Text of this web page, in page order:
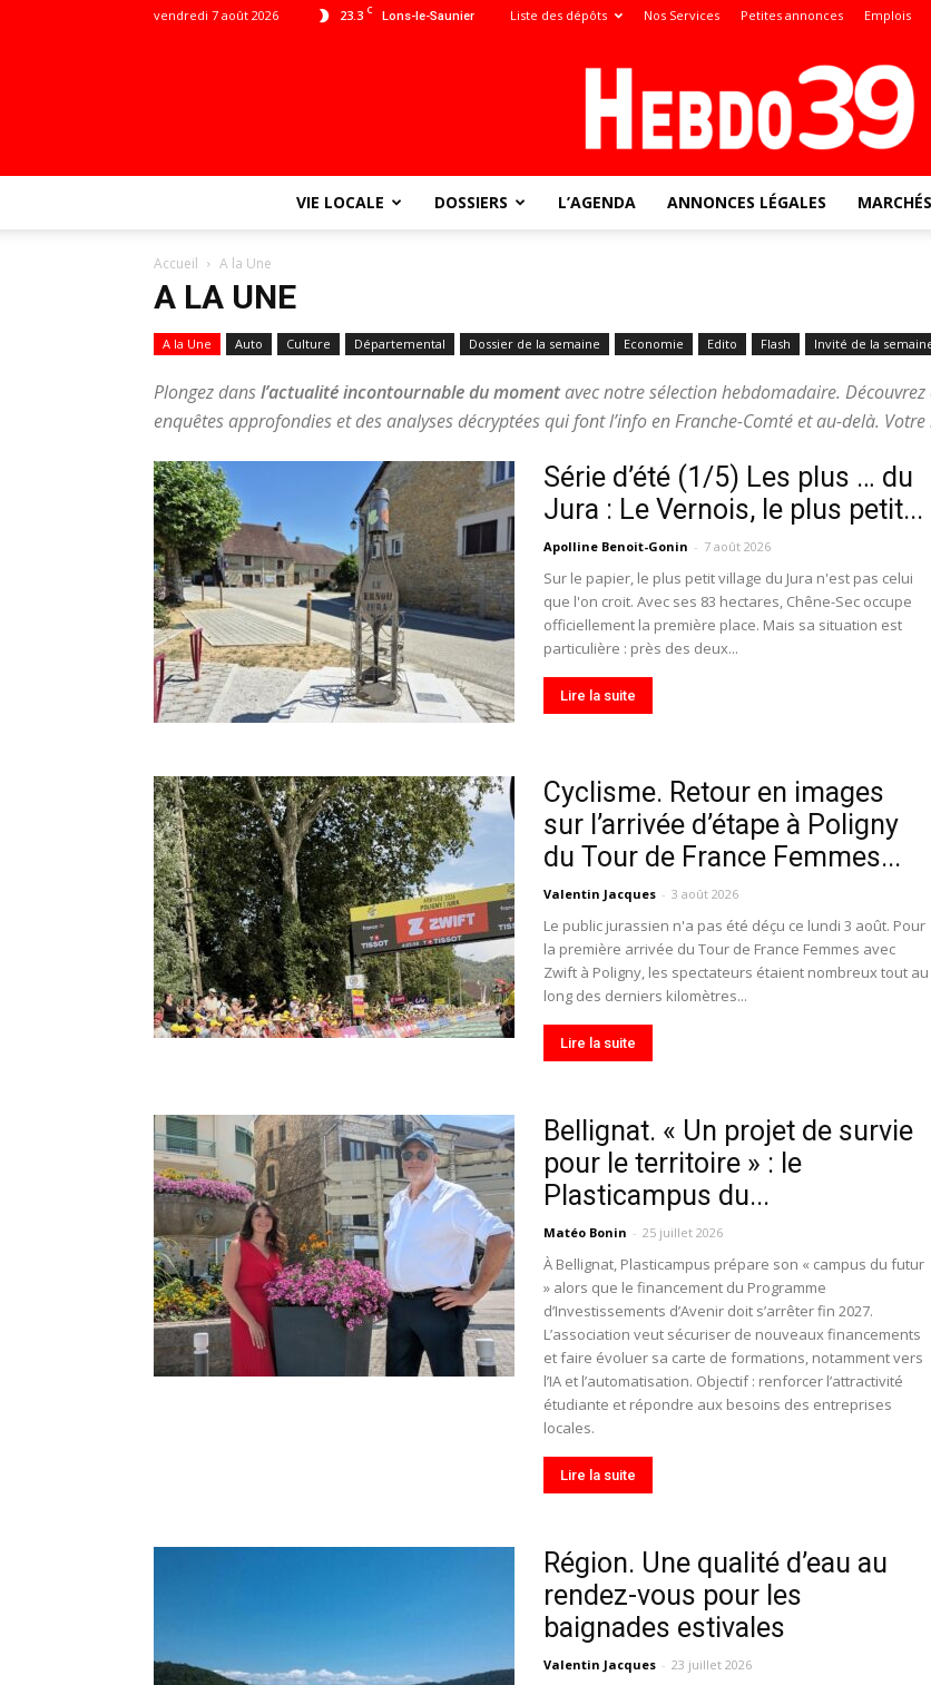
23.3 C Lons-le-Saunier
vendredi 7 août 2026 Liste des dépôts Nos Services Petites annonces Emplois
toute
–
VIE LOCALE DOSSIERS L’AGENDA ANNONCES LÉGALES
Accueil A la Une
A LA UNE
A la Une Auto Culture Départemental Dossier de la semaine Economie Edito Flash Invité de la
Plongez dansl’actualité incontournable du momentavec notre sélection hebdomadaire.
enquêtes approfondies et des analyses décryptées qui font l’info en Franche-Comté et au-delà.
Série d’été (1/5) Les plus … du
Jura : Le Vernois, le plus petit...
Apolline Benoit-Gonin - 7 août 2026
Sur le papier, le plus petit village du Jura n'est pas celui
que l'on croit. Avec ses 83 hectares, Chêne-Sec occupe
officiellement la première place. Mais sa situation est
particulière : près des deux...
Lire la suite
Cyclisme. Retour en images
sur l’arrivée d’étape à Poligny
du Tour de France Femmes...
Valentin Jacques - 3 août 2026
Le public jurassien n'a pas été déçu ce lundi 3 août. Pour
la première arrivée du Tour de France Femmes avec
Zwift à Poligny, les spectateurs étaient nombreux tout au
long des derniers kilomètres...
Lire la suite
Bellignat. « Un projet de survie
pour le territoire » : le
Plasticampus du...
Matéo Bonin - 25 juillet 2026
À Bellignat, Plasticampus prépare son « campus du futur
» alors que le financement du Programme
d’Investissements d’Avenir doit s’arrêter fin 2027.
L’association veut sécuriser de nouveaux financements
et faire évoluer sa carte de formations, notamment vers
l’IA et l’automatisation. Objectif : renforcer l’attractivité
étudiante et répondre aux besoins des entreprises
locales.
Lire la suite
Région. Une qualité d’eau au
rendez-vous pour les
baignades estivales
Valentin Jacques - 23 juillet 2026